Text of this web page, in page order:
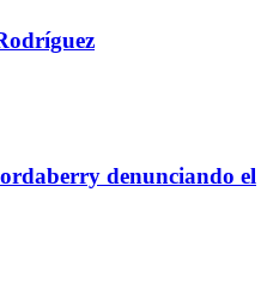
denunciando el